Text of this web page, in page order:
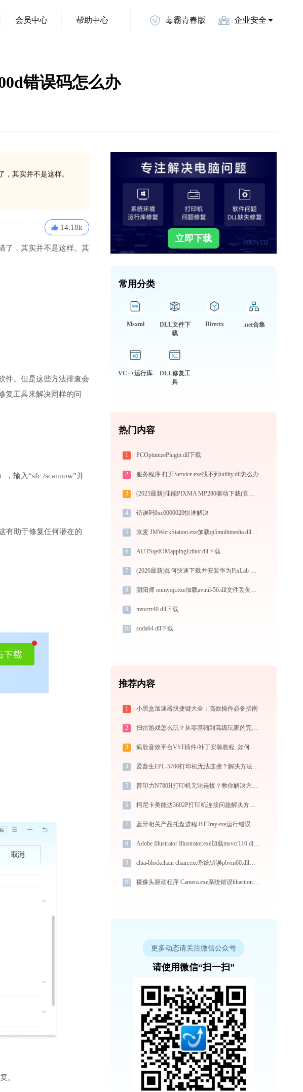
会员中心 帮助中心 毒霸青春版 企业安全
错误码怎么办
其实并不是这样。
14.18k
了，其实并不是这样。其
件。但是这些方法排查会
复工具来解决同样的问
输入“sfc /scannow”并
有助于修复任何潜在的
。
立即下载
常用分类
Msxml
DLL文件下
载
Directx .net合集
VC++运行库
DLL修复工
具
热门内容
1 PCOptimizePlugin.dll下载
2 服务程序 打开Service.exe找不到utility.dll怎么办
3 (2025最新)佳能PIXMA MP280驱动下载(官方Win10/Win11)
4 错误码0xc0000020快速解决
5 京麦 JMWorkStation.exe加载qt5multimedia.dll文件丢失处理办法
6 AUTSqeIOMappingEditor.dll下载
7 (2026最新)如何快速下载并安装华为PixLab V1畅打版打印机驱动：详细步骤解析
8 阴阳师 onmyoji.exe加载avutil-56.dll文件丢失处理办法
9 msvcrt40.dll下载
10 soda64.dll下载
推荐内容
1 小黑盒加速器快捷键大全：高效操作必备指南
2 扫雷游戏怎么玩？从零基础到高级玩家的完全攻略（附必胜技巧）
3 疯歌音效平台VST插件/补丁安装教程_如何加载插件效果包
4 爱普生EPL-5700打印机无法连接？解决方法 - 金山毒霸
5 普印力N780H打印机无法连接？教你解决方法 - 金山毒霸
6 柯尼卡美能达3602P打印机连接问题解决方法 -金山毒霸
7 蓝牙相关产品托盘进程 BTTray.exe运行错误提示0xc000007b的解决办法
8 Adobe Illustrator Illustrator.exe加载msvcr110.dll文件丢失处理办法
9 chia-blockchain chain.exe系统错误pbvm60.dll丢失如何解决
10 摄像头驱动程序 Camera.exe系统错误hhactionfactory.dll丢失如何解决
更多动态请关注微信公众号
请使用微信“扫一扫”